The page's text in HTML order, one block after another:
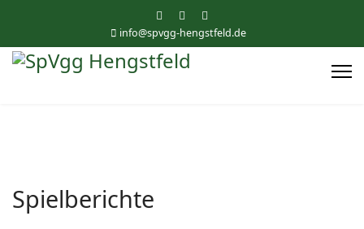
info@spvgg-hengstfeld.de
Spielberichte